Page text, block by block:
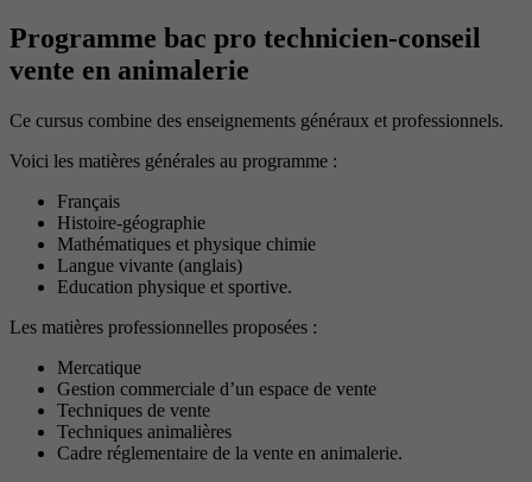
Programme bac pro technicien-conseil
vente en animalerie
Ce cursus combine des enseignements généraux et professionnels.
Voici les matières générales au programme :
Français
Histoire-géographie
Mathématiques et physique chimie
Langue vivante (anglais)
Education physique et sportive.
Les matières professionnelles proposées :
Mercatique
Gestion commerciale d’un espace de vente
Techniques de vente
Techniques animalières
Cadre réglementaire de la vente en animalerie.